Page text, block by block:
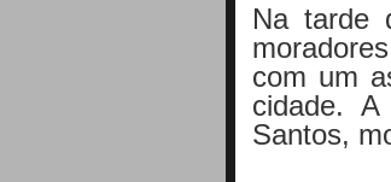
Na tarde
com um
cidade.
Santos,